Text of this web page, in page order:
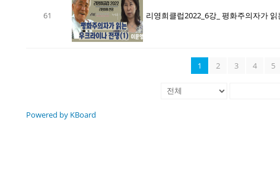
61
1 2 3 4 5
Powered by KBoard